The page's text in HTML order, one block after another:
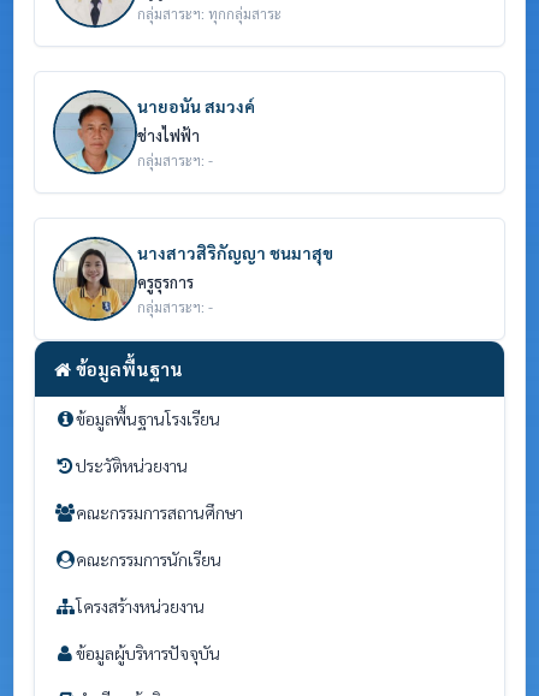
ข้อมูลพื้นฐาน
ข้อมูลพื้นฐานโรงเรียน
ประวัติหน่วยงาน
คณะกรรมการสถานศึกษา
คณะกรรมการนักเรียน
โครงสร้างหน่วยงาน
ข้อมูลผู้บริหารปัจจุบัน
กลุ่มสาระฯ: ทุกกลุ่มสาระ
นายอนัน สมวงค์
ช่างไฟฟ้า
กลุ่มสาระฯ: -
นางสาวสิริกัญญา ชนมาสุข
ครูธุรการ
กลุ่มสาระฯ: -